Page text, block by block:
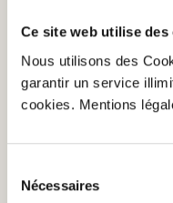
Ce site web utilise des
Nous utilisons des
garantir un service
cookies. Mentions
Nécessaires
Geschmack. Er
köstlich. Der Kauf
Évaluation avec une